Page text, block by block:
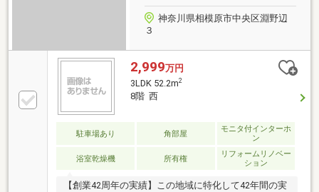
神奈川県相模原市中央区淵野辺
３
2,999万円
3LDK 52.2m2
8階 西
駐車場あり 角部屋
モニタ付インターホ
ン
浴室乾燥機 所有権
リフォームリノベー
ション
【創業42周年の実績】この地域に特化して42年間の実